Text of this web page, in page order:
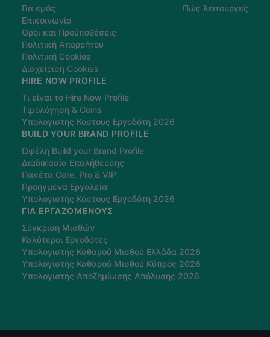
Για εμάς
Επικοινωνία
Όροι και Προϋποθέσεις
Πολιτική Απορρήτου
Πολιτική Cookies
Διαχείριση Cookies
Πώς λειτουργεί;
HIRE NOW PROFILE
Τι είναι το Hire Now Profile
Τιμολόγηση & Coins
Υπολογιστής Κόστους Εργοδότη 2026
BUILD YOUR BRAND PROFILE
Ωφέλη Build your Brand Profile
Διαδικασία Επαλήθευσης
Πακέτα Core, Pro & VIP
Προηγμένα Εργαλεία
Υπολογιστής Κόστους Εργοδότη 2026
ΓΙΑ ΕΡΓΑΖΌΜΕΝΟΥΣ
Σύγκριση Μισθών
Καλύτεροι Εργοδότες
Υπολογιστής Καθαρού Μισθού Ελλάδα 2026
Υπολογιστής Καθαρού Μισθού Κύπρος 2026
Υπολογιστής Αποζημίωσης Απόλυσης 2026